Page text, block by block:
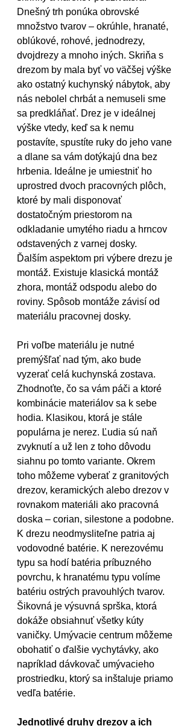
Dnešný trh ponúka obrovské
množstvo tvarov – okrúhle, hranaté,
oblúkové, rohové, jednodrezy,
dvojdrezy a mnoho iných. Skriňa s
drezom by mala byť vo väčšej výške
ako ostatný kuchynský nábytok, aby
nás nebolel chrbát a nemuseli sme
sa predkláňať. Drez je v ideálnej
výške vtedy, keď sa k nemu
postavíte, spustíte ruky do jeho vane
a dlane sa vám dotýkajú dna bez
hrbenia. Ideálne je umiestniť ho
uprostred dvoch pracovných plôch,
ktoré by mali disponovať
dostatočným priestorom na
odkladanie umytého riadu a hrncov
odstavených z varnej dosky.
Ďalším aspektom pri výbere drezu je
montáž. Existuje klasická montáž
zhora, montáž odspodu alebo do
roviny. Spôsob montáže závisí od
materiálu pracovnej dosky.
Pri voľbe materiálu je nutné
premýšľať nad tým, ako bude
vyzerať celá kuchynská zostava.
Zhodnoťte, čo sa vám páči a ktoré
kombinácie materiálov sa k sebe
hodia. Klasikou, ktorá je stále
populárna je nerez. Ľudia sú naň
zvyknutí a už len z toho dôvodu
siahnu po tomto variante. Okrem
toho môžeme vyberať z granitových
drezov, keramických alebo drezov v
rovnakom materiáli ako pracovná
doska – corian, silestone a podobne.
K drezu neodmysliteľne patria aj
vodovodné batérie. K nerezovému
typu sa hodí batéria príbuzného
povrchu, k hranatému typu volíme
batériu ostrých pravouhlých tvarov.
Šikovná je výsuvná sprška, ktorá
dokáže obsiahnuť všetky kúty
vaničky. Umývacie centrum môžeme
obohatiť o ďalšie vychytávky, ako
napríklad dávkovač umývacieho
prostriedku, ktorý sa inštaluje priamo
vedľa batérie.
Jednotlivé druhy drezov a ich